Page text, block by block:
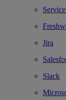
Jira
Slack